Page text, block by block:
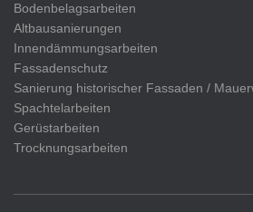
Bodenbelagsarbeiten
Altbausanierungen
Innendämmungsarbeiten
Fassadenschutz
Sanierung historischer Fassaden /
Spachtelarbeiten
Gerüstarbeiten
Trocknungsarbeiten